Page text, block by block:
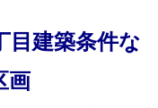
目建築条件な
画